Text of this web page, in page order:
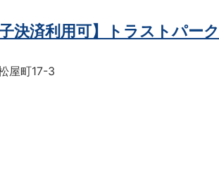
決済利用可】トラストパー
屋町17-3